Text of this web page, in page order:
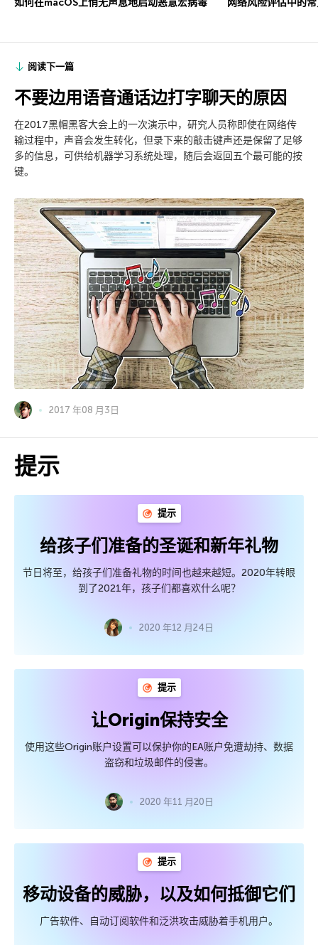
如何在macOS上悄无声息地启动恶意宏病毒 网络风险评估中的
阅读下一篇
不要边用语音通话边打字聊天的原因
在2017黑帽黑客大会上的一次演示中，研究人员称即使在网络传
输过程中，声音会发生转化，但录下来的敲击键声还是保留了足够
多的信息，可供给机器学习系统处理，随后会返回五个最可能的按
键。
2017 年08 月3日
提示
提示
给孩子们准备的圣诞和新年礼物
节日将至，给孩子们准备礼物的时间也越来越短。2020年转眼
到了2021年，孩子们都喜欢什么呢？
2020 年12 月24日
提示
让Origin保持安全
使用这些Origin账户设置可以保护你的EA账户免遭劫持、数据
盗窃和垃圾邮件的侵害。
2020 年11 月20日
提示
移动设备的威胁，以及如何抵御它们
广告软件、自动订阅软件和泛洪攻击威胁着手机用户。